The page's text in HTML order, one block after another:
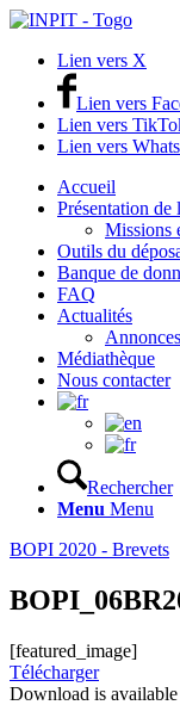
Lien vers X
Lien vers
Lien vers
Lien vers
Accueil
Présentation de
Missions
Outils du
Banque de
FAQ
Actualités
Annonces
Médiathèque
Nous contacter
Rechercher
Menu Menu
BOPI 2020 - Brevets
[featured_image]
Télécharger
Download is